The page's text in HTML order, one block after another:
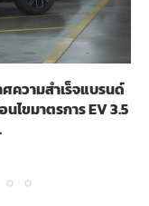
ศความสำเร็จแบรนด์
ไขมาตรการ EV 3.5